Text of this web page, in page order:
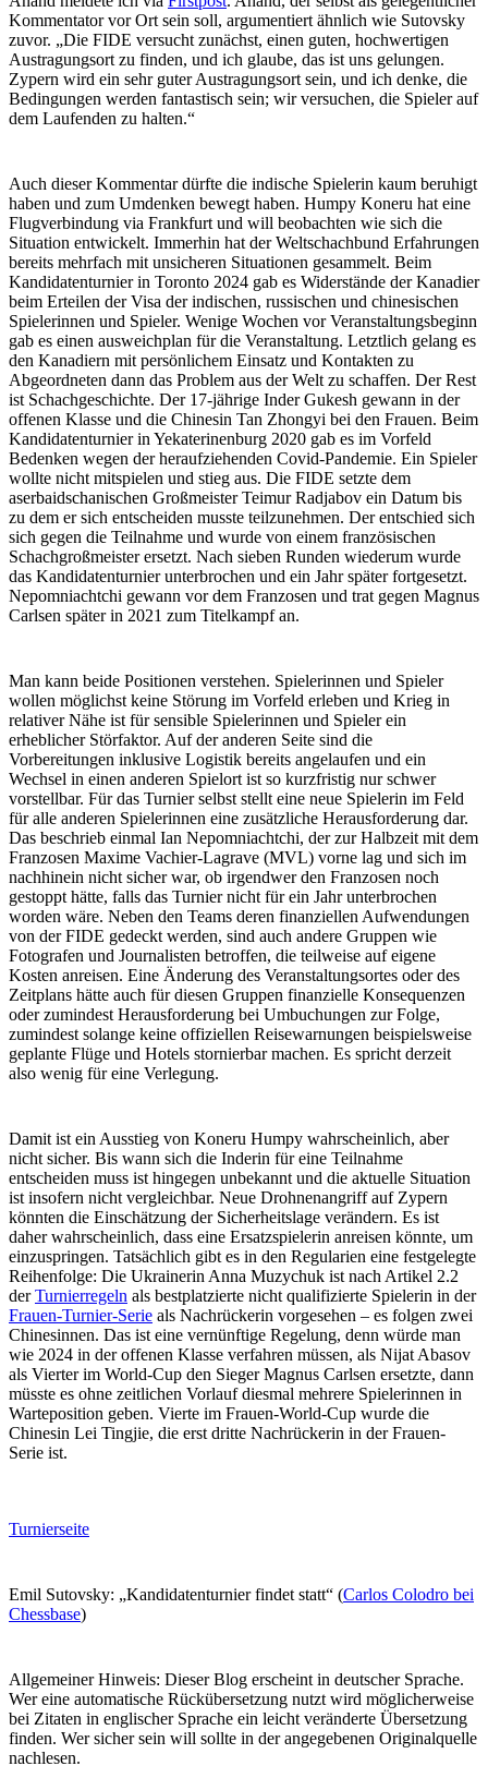
Kommentator vor Ort sein soll, argumentiert ähnlich wie Sutovsky
zuvor. „Die FIDE versucht zunächst, einen guten, hochwertigen
Austragungsort zu finden, und ich glaube, das ist uns gelungen.
Zypern wird ein sehr guter Austragungsort sein, und ich denke, die
Bedingungen werden fantastisch sein; wir versuchen, die Spieler auf
dem Laufenden zu halten.“
Auch dieser Kommentar dürfte die indische Spielerin kaum beruhigt
haben und zum Umdenken bewegt haben. Humpy Koneru hat eine
Flugverbindung via Frankfurt und will beobachten wie sich die
Situation entwickelt. Immerhin hat der Weltschachbund Erfahrungen
bereits mehrfach mit unsicheren Situationen gesammelt. Beim
Kandidatenturnier in Toronto 2024 gab es Widerstände der Kanadier
beim Erteilen der Visa der indischen, russischen und chinesischen
Spielerinnen und Spieler. Wenige Wochen vor Veranstaltungsbeginn
gab es einen ausweichplan für die Veranstaltung. Letztlich gelang es
den Kanadiern mit persönlichem Einsatz und Kontakten zu
Abgeordneten dann das Problem aus der Welt zu schaffen. Der Rest
ist Schachgeschichte. Der 17-jährige Inder Gukesh gewann in der
offenen Klasse und die Chinesin Tan Zhongyi bei den Frauen. Beim
Kandidatenturnier in Yekaterinenburg 2020 gab es im Vorfeld
Bedenken wegen der heraufziehenden Covid-Pandemie. Ein Spieler
wollte nicht mitspielen und stieg aus. Die FIDE setzte dem
aserbaidschanischen Großmeister Teimur Radjabov ein Datum bis
zu dem er sich entscheiden musste teilzunehmen. Der entschied sich
sich gegen die Teilnahme und wurde von einem französischen
Schachgroßmeister ersetzt. Nach sieben Runden wiederum wurde
das Kandidatenturnier unterbrochen und ein Jahr später fortgesetzt.
Nepomniachtchi gewann vor dem Franzosen und trat gegen Magnus
Carlsen später in 2021 zum Titelkampf an.
Man kann beide Positionen verstehen. Spielerinnen und Spieler
wollen möglichst keine Störung im Vorfeld erleben und Krieg in
relativer Nähe ist für sensible Spielerinnen und Spieler ein
erheblicher Störfaktor. Auf der anderen Seite sind die
Vorbereitungen inklusive Logistik bereits angelaufen und ein
Wechsel in einen anderen Spielort ist so kurzfristig nur schwer
vorstellbar. Für das Turnier selbst stellt eine neue Spielerin im Feld
für alle anderen Spielerinnen eine zusätzliche Herausforderung dar.
Das beschrieb einmal Ian Nepomniachtchi, der zur Halbzeit mit dem
Franzosen Maxime Vachier-Lagrave (MVL) vorne lag und sich im
nachhinein nicht sicher war, ob irgendwer den Franzosen noch
gestoppt hätte, falls das Turnier nicht für ein Jahr unterbrochen
worden wäre. Neben den Teams deren finanziellen Aufwendungen
von der FIDE gedeckt werden, sind auch andere Gruppen wie
Fotografen und Journalisten betroffen, die teilweise auf eigene
Kosten anreisen. Eine Änderung des Veranstaltungsortes oder des
Zeitplans hätte auch für diesen Gruppen finanzielle Konsequenzen
oder zumindest Herausforderung bei Umbuchungen zur Folge,
zumindest solange keine offiziellen Reisewarnungen beispielsweise
geplante Flüge und Hotels stornierbar machen. Es spricht derzeit
also wenig für eine Verlegung.
Damit ist ein Ausstieg von Koneru Humpy wahrscheinlich, aber
nicht sicher. Bis wann sich die Inderin für eine Teilnahme
entscheiden muss ist hingegen unbekannt und die aktuelle Situation
ist insofern nicht vergleichbar. Neue Drohnenangriff auf Zypern
könnten die Einschätzung der Sicherheitslage verändern. Es ist
daher wahrscheinlich, dass eine Ersatzspielerin anreisen könnte, um
einzuspringen. Tatsächlich gibt es in den Regularien eine festgelegte
Reihenfolge: Die Ukrainerin Anna Muzychuk ist nach Artikel 2.2
derTurnierregeln als bestplatzierte nicht qualifizierte Spielerin in der
Frauen-Turnier-Serie als Nachrückerin vorgesehen – es folgen zwei
Chinesinnen. Das ist eine vernünftige Regelung, denn würde man
wie 2024 in der offenen Klasse verfahren müssen, als Nijat Abasov
als Vierter im World-Cup den Sieger Magnus Carlsen ersetzte, dann
müsste es ohne zeitlichen Vorlauf diesmal mehrere Spielerinnen in
Warteposition geben. Vierte im Frauen-World-Cup wurde die
Chinesin Lei Tingjie, die erst dritte Nachrückerin in der Frauen-
Serie ist.
Turnierseite
Emil Sutovsky: „Kandidatenturnier findet statt“ (Carlos Colodro bei
Chessbase)
Allgemeiner Hinweis: Dieser Blog erscheint in deutscher Sprache.
Wer eine automatische Rückübersetzung nutzt wird möglicherweise
bei Zitaten in englischer Sprache ein leicht veränderte Übersetzung
finden. Wer sicher sein will sollte in der angegebenen Originalquelle
nachlesen.